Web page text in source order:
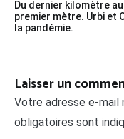
de
Du dernier kilomètre au
premier mètre. Urbi et
la pandémie.
Laisser un
Votre adresse e-mail
obligatoires sont